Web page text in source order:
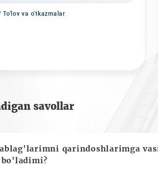
va o'tkazmalar
savollar
qarindoshlarimga